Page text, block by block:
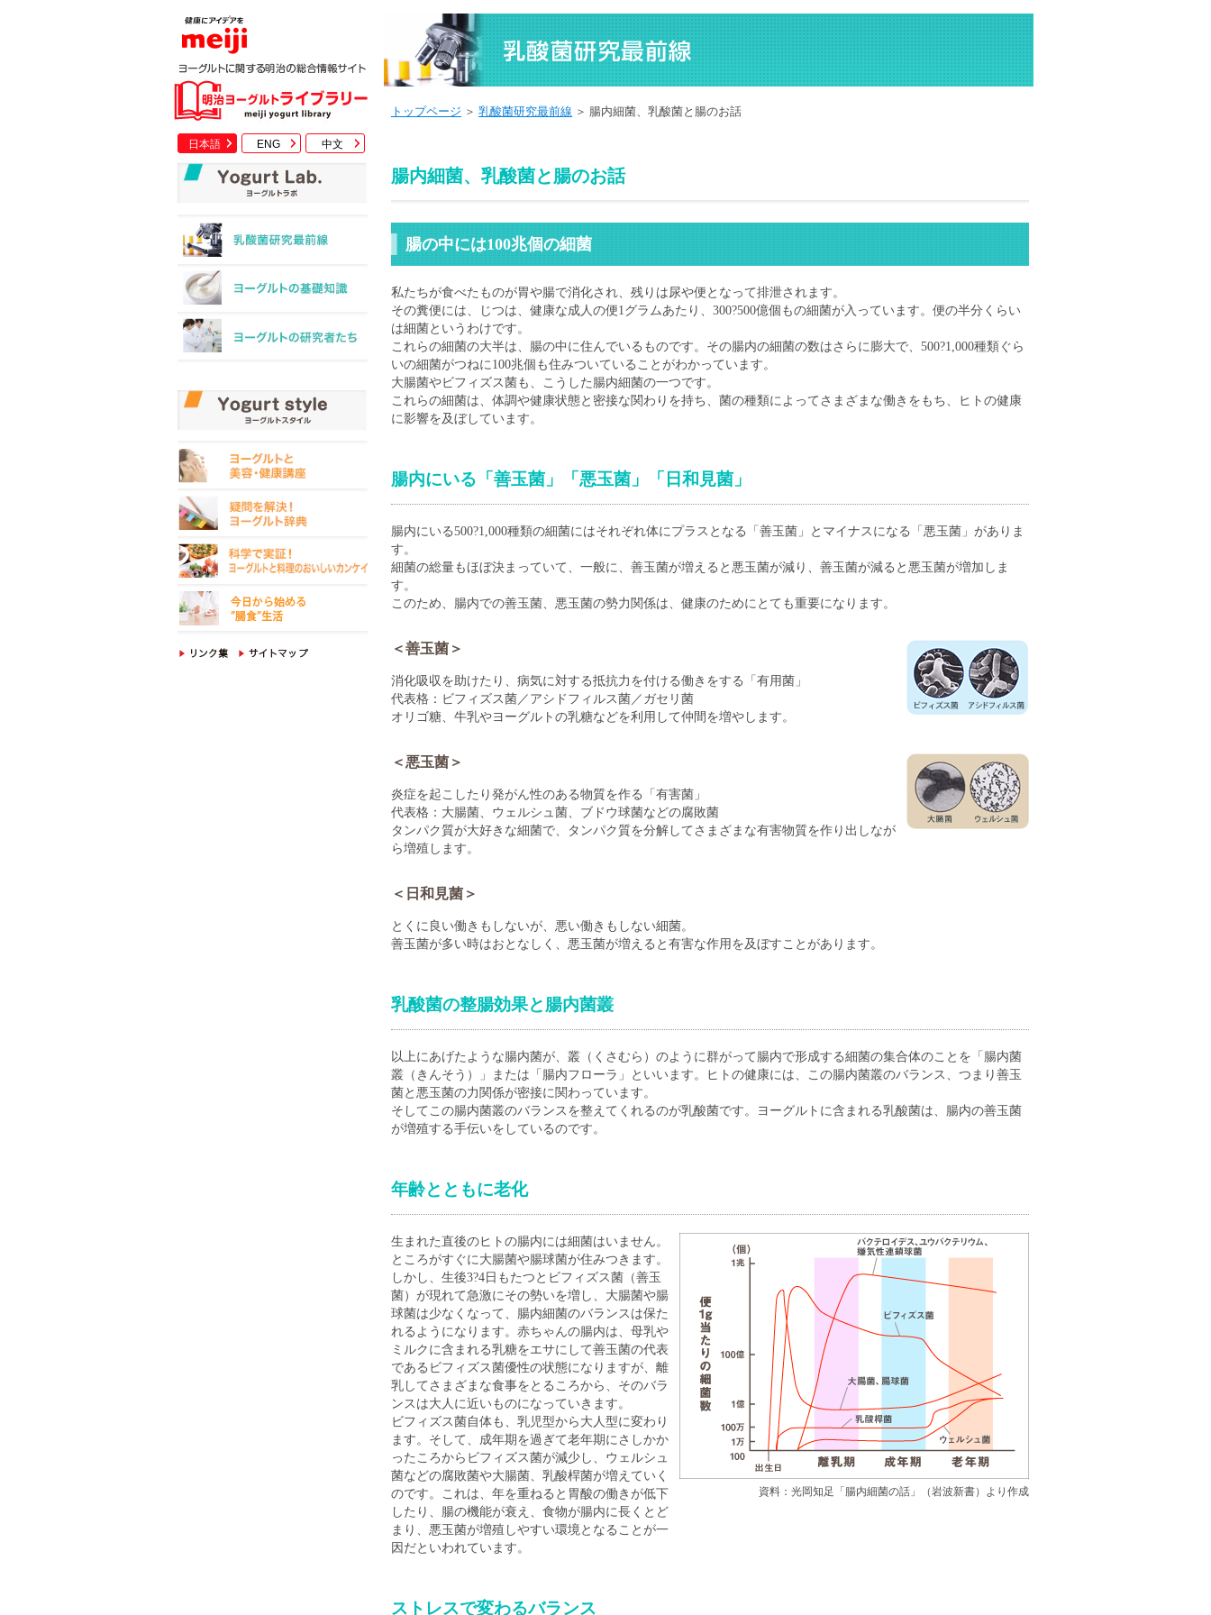
日本語 ENG 中文
トップページ ＞ 乳酸菌研究最前線 ＞ 腸内細菌、乳酸菌と腸のお話
腸内細菌、乳酸菌と腸のお話
腸の中には100兆個の細菌
私たちが食べたものが胃や腸で消化され、残りは尿や便となって排泄されます。
その糞便には、じつは、健康な成人の便1グラムあたり、300?500億個もの細菌が入っています。便の半分くらい
は細菌というわけです。
これらの細菌の大半は、腸の中に住んでいるものです。その腸内の細菌の数はさらに膨大で、500?1,000種類ぐら
いの細菌がつねに100兆個も住みついていることがわかっています。
大腸菌やビフィズス菌も、こうした腸内細菌の一つです。
これらの細菌は、体調や健康状態と密接な関わりを持ち、菌の種類によってさまざまな働きをもち、ヒトの健康
に影響を及ぼしています。
腸内にいる「善玉菌」「悪玉菌」「日和見菌」
腸内にいる500?1,000種類の細菌にはそれぞれ体にプラスとなる「善玉菌」とマイナスになる「悪玉菌」がありま
す。
細菌の総量もほぼ決まっていて、一般に、善玉菌が増えると悪玉菌が減り、善玉菌が減ると悪玉菌が増加しま
す。
このため、腸内での善玉菌、悪玉菌の勢力関係は、健康のためにとても重要になります。
＜善玉菌＞
消化吸収を助けたり、病気に対する抵抗力を付ける働きをする「有用菌」
代表格：ビフィズス菌／アシドフィルス菌／ガセリ菌
オリゴ糖、牛乳やヨーグルトの乳糖などを利用して仲間を増やします。
＜悪玉菌＞
炎症を起こしたり発がん性のある物質を作る「有害菌」
代表格：大腸菌、ウェルシュ菌、ブドウ球菌などの腐敗菌
タンパク質が大好きな細菌で、タンパク質を分解してさまざまな有害物質を作り出しなが
ら増殖します。
＜日和見菌＞
とくに良い働きもしないが、悪い働きもしない細菌。
善玉菌が多い時はおとなしく、悪玉菌が増えると有害な作用を及ぼすことがあります。
乳酸菌の整腸効果と腸内菌叢
以上にあげたような腸内菌が、叢（くさむら）のように群がって腸内で形成する細菌の集合体のことを「腸内菌
叢（きんそう）」または「腸内フローラ」といいます。ヒトの健康には、この腸内菌叢のバランス、つまり善玉
菌と悪玉菌の力関係が密接に関わっています。
そしてこの腸内菌叢のバランスを整えてくれるのが乳酸菌です。ヨーグルトに含まれる乳酸菌は、腸内の善玉菌
が増殖する手伝いをしているのです。
年齢とともに老化
生まれた直後のヒトの腸内には細菌はいません。
ところがすぐに大腸菌や腸球菌が住みつきます。
しかし、生後3?4日もたつとビフィズス菌（善玉
菌）が現れて急激にその勢いを増し、大腸菌や腸
球菌は少なくなって、腸内細菌のバランスは保た
れるようになります。赤ちゃんの腸内は、母乳や
ミルクに含まれる乳糖をエサにして善玉菌の代表
であるビフィズス菌優性の状態になりますが、離
乳してさまざまな食事をとるころから、そのバラ
ンスは大人に近いものになっていきます。
ビフィズス菌自体も、乳児型から大人型に変わり
ます。そして、成年期を過ぎて老年期にさしかか
ったころからビフィズス菌が減少し、ウェルシュ
菌などの腐敗菌や大腸菌、乳酸桿菌が増えていく
のです。これは、年を重ねると胃酸の働きが低下
したり、腸の機能が衰え、食物が腸内に長くとど
まり、悪玉菌が増殖しやすい環境となることが一
因だといわれています。
資料：光岡知足「腸内細菌の話」（岩波新書）より作成
ストレスで変わるバランス